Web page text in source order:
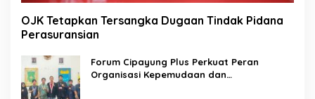
OJK Tetapkan Tersangka Dugaan Tindak Pidana
Perasuransian
Forum Cipayung Plus Perkuat Peran
Organisasi Kepemudaan dan